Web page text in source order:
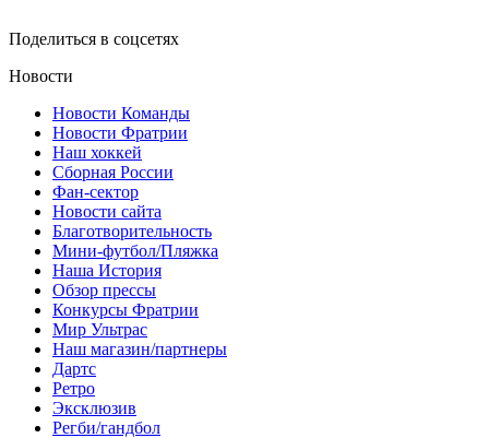
Поделиться в соцсетях
Новости
Новости Команды
Новости Фратрии
Наш хоккей
Сборная России
Фан-cектор
Новости сайта
Благотворительность
Мини-футбол/Пляжка
Наша История
Обзор прессы
Конкурсы Фратрии
Мир Ультрас
Наш магазин/партнеры
Дартс
Ретро
Эксклюзив
Регби/гандбол